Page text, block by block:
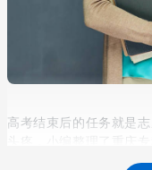
高考结束后的任务就是
一，重庆电子工程职业